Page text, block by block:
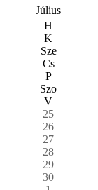
Július
H
K
Sze
Cs
P
Szo
V
25
26
27
28
29
30